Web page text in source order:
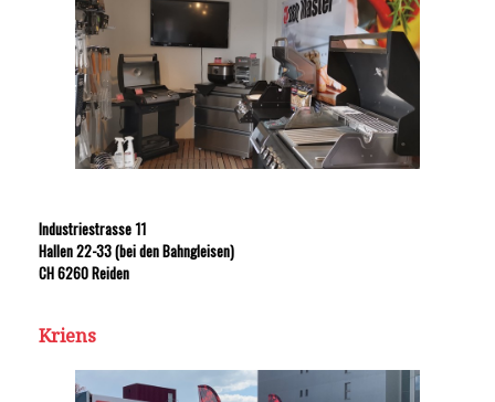
Industriestrasse 11
Hallen 22-33 (bei den Bahngleisen)
CH 6260 Reiden
Kriens